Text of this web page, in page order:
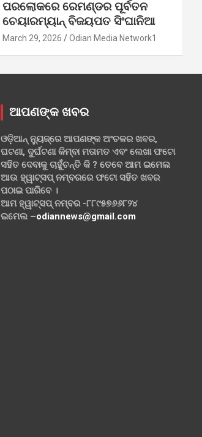
ପରଲୋକରେ ରେମଣ୍ଡର ପୂର୍ବତନ
ଚେୟାରମ୍ୟାନ୍ ବିଜୟପତ ସିଂଘାନିଆ
March 29, 2026 Odian Media Network1
ଆପଣଙ୍କ ଖବର
ଓଡ଼ିଆନ୍ ନ୍ୟୁଜ୍‌ରେ ଆପଣଙ୍କ ଅଂଚଳର ଖବର,
ଘଟଣା, ଦୁର୍ଘଟଣା କିମ୍ବା ମତାମତ ଏବଂ ଲେଖା ଫଟୋ
ସହିତ ଦେବାକୁ ଚାହୁଁଚନ୍ତି କି ? ତେବେ ଆମ ଇମେଲ
ଆଉ ହ୍ୱାଟ୍‌ସପ୍ ନମ୍ବରରେ ଫଟୋ ସହିତ ଖବର
ପଠାଇ ପାରିବେ ।
ଆମ ହ୍ୱାଟ୍‌ସପ୍ ନମ୍ବର -୮୮୯୫୭୬୬୮୨୪
ଇମେଲ –odiannews@gmail.com